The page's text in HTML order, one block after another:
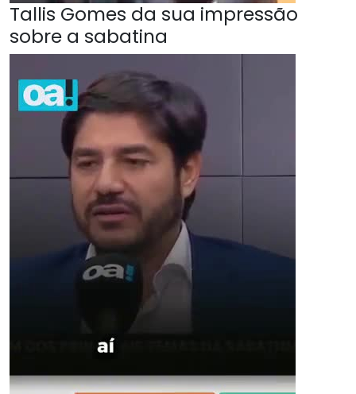
Tallis Gomes da sua impressão
sobre a sabatina